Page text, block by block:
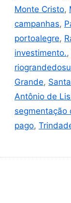
Monte Cristo,
campanhas,
portoalegre,
investimento.,
Grande,
Antônio de
segmentação
pago,